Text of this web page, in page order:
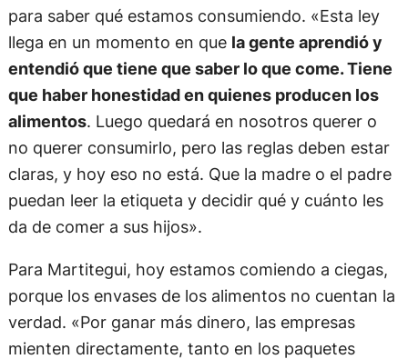
para saber qué estamos consumiendo. «Esta ley
llega en un momento en que la gente aprendió y
entendió que tiene que saber lo que come. Tiene
que haber honestidad en quienes producen los
alimentos. Luego quedará en nosotros querer o
no querer consumirlo, pero las reglas deben estar
claras, y hoy eso no está. Que la madre o el padre
puedan leer la etiqueta y decidir qué y cuánto les
da de comer a sus hijos».
Para Martitegui, hoy estamos comiendo a ciegas,
porque los envases de los alimentos no cuentan la
verdad. «Por ganar más dinero, las empresas
mienten directamente, tanto en los paquetes